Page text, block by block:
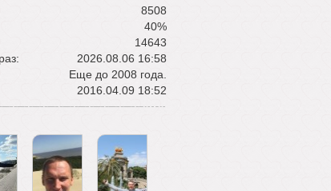
8508
40%
14643
2026.08.06 16:58
Еще до 2008 года.
2016.04.09 18:52